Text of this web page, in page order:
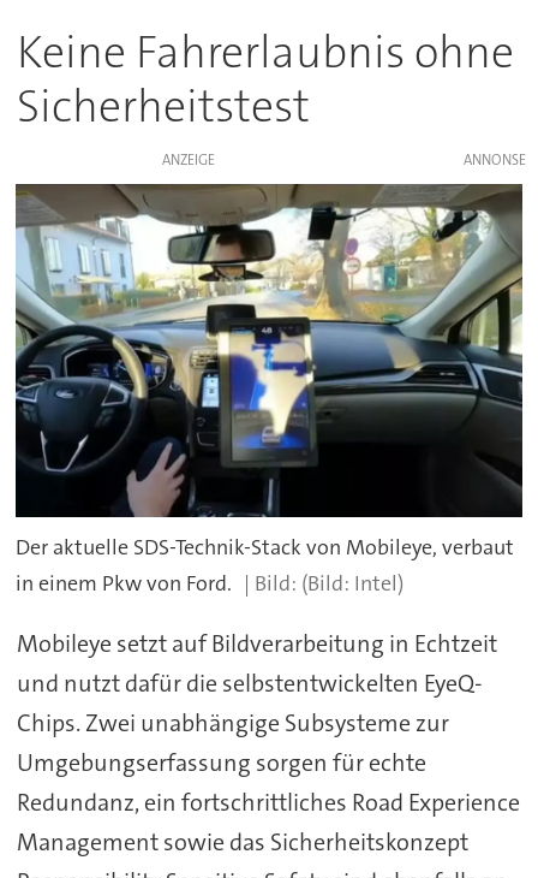
Keine Fahrerlaubnis ohne
Sicherheitstest
ANZEIGE
Der aktuelle SDS-Technik-Stack von Mobileye, verbaut
in einem Pkw von Ford.
(Bild: Intel)
Mobileye setzt auf Bildverarbeitung in Echtzeit
und nutzt dafür die selbstentwickelten EyeQ-
Chips. Zwei unabhängige Subsysteme zur
Umgebungserfassung sorgen für echte
Redundanz, ein fortschrittliches Road Experience
Management sowie das Sicherheitskonzept